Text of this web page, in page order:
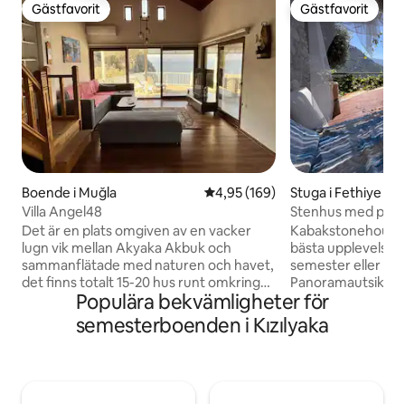
Gästfavorit
Gästfavorit
Boende i Muğla 4,95 av 5 i genomsnittligt
4,95 (169)
Villa Angel48
Det är en plats omgiven av en vacker
lugn vik mellan Akyaka Akbuk och
sammanflätade med naturen och havet,
det finns totalt 15-20 hus runt omkring
dig, en personlig plats att läsa en bok, där
du definitivt kan vakna upp med ljudet av
fåglar på kvällen, där du kan ligga ner i
Gästfavorit
Gästfavorit
Stuga i Fethiye
Stenhus med
över Kabak-
bästa
semester eller
arkitekturen
dalen. Ett
paviljong med
Populära bekvämligheter för
semesterboenden i Kızılyaka